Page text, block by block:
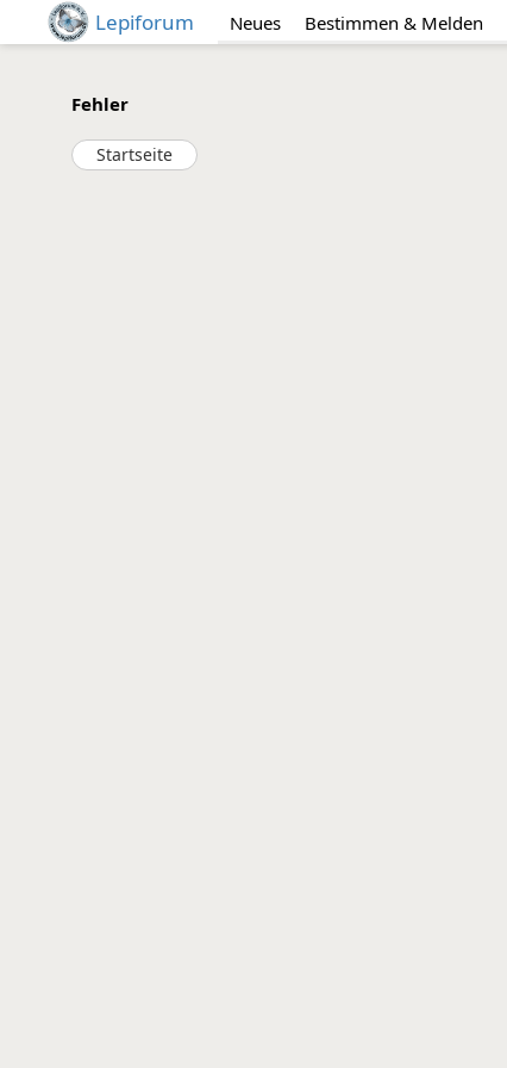
Lepiforum Neues Bestimmen & Melden
Fehler
Startseite